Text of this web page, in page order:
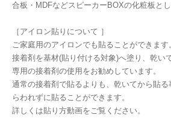
合板・MDFなどスピーカーBOXの化粧板と
［アイロン貼りについて ］
ご家庭用のアイロンでも貼ることができます
接着剤を基材(貼り付ける対象)へ塗り、乾い
専用の接着剤の使用をお勧めしています。
通常の接着剤で貼るよりも、乾いてから貼る
らわれずに貼ることができます。
詳しくは貼り方動画をご覧ください。